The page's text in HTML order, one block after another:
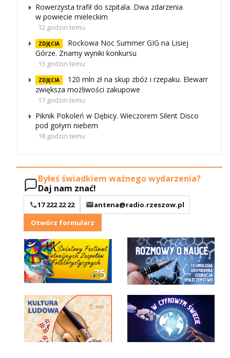
Rowerzysta trafił do szpitala. Dwa zdarzenia
w powiecie mieleckim
12 godzin temu
ZDJĘCIA
Rockowa Noc Summer GIG na Lisiej
Górze. Znamy wyniki konkursu
13 godzin temu
ZDJĘCIA
120 mln zł na skup zbóż i rzepaku. Elewarr
zwiększa możliwości zakupowe
17 godzin temu
Piknik Pokoleń w Dębicy. Wieczorem Silent Disco
pod gołym niebem
18 godzin temu
Byłeś świadkiem ważnego wydarzenia?
Daj nam znać!
17 222 22 22
antena@radio.rzeszow.pl
Otwórz formularz